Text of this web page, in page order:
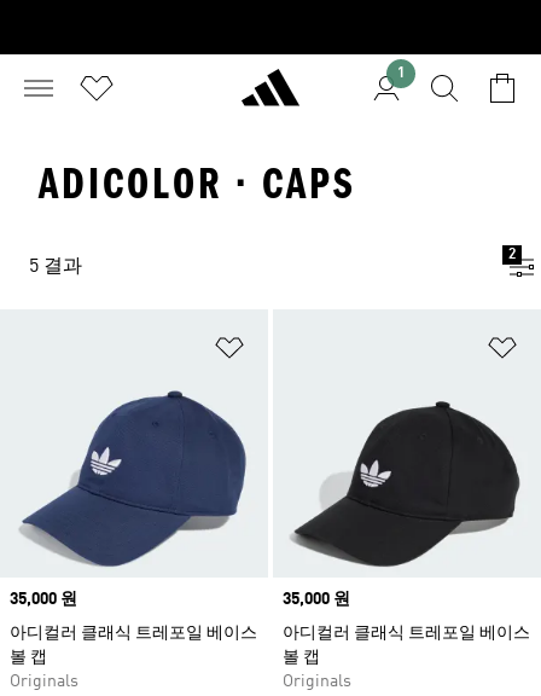
1
ADICOLOR · CAPS
5 결과
2
Price
35,000 원
아디컬러 클래식 트레포일 베이스
볼 캡
Originals
Price
35,000 원
아디컬러 클래식 트레포일 베이스
볼 캡
Originals